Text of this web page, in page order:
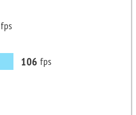
fps
106 fps